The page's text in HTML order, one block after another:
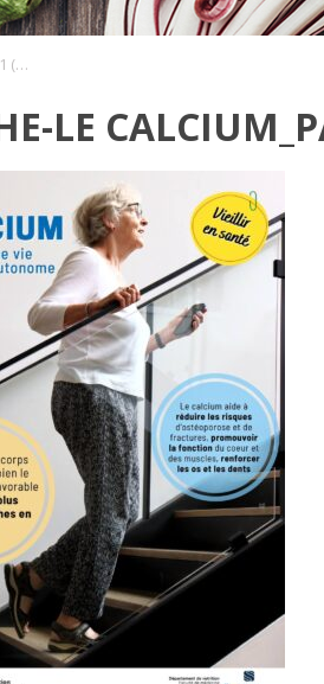
Affiche-Le calcium_page-0001 (1) (1)
LE